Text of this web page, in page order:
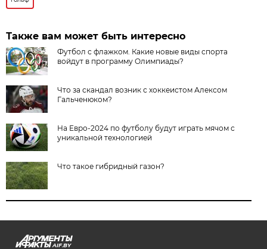
Также вам может быть интересно
Футбол с флажком. Какие новые виды спорта
войдут в программу Олимпиады?
Что за скандал возник с хоккеистом Алексом
Гальченюком?
На Евро-2024 по футболу будут играть мячом с
уникальной технологией
Что такое гибридный газон?
AIF.BY